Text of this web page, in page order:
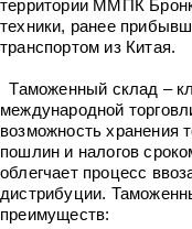
территории ММПК
техники, ранее
транспортом из Китая.
Таможенный склад –
международной
возможность хранения
пошлин и налогов
облегчает процесс
дистрибуции.
преимуществ: